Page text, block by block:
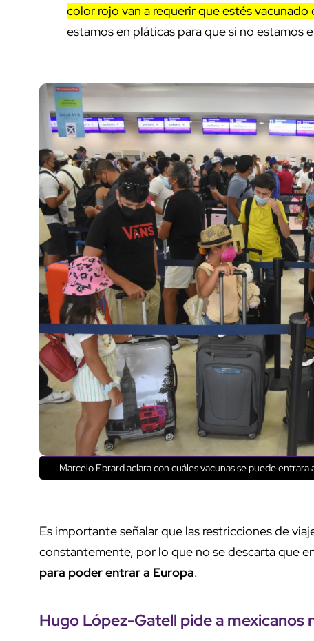
color rojo van a requerir que estés vacunado
estamos en pláticas para que si no estamos
Marcelo Ebrard aclara con cuáles vacunas se puede
Es importante señalar que las restricciones de
constantemente, por lo que no se descarta que
para poder entrar a Europa.
Hugo López-Gatell pide a mexicanos